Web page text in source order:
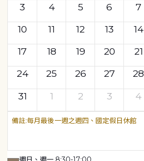
3
4 5 6 7
10
11 12 13 14
17
18 19 20 21
24
25 26 27 28
31
1 2 3 4
每月最後一週之週四、國定假日休館